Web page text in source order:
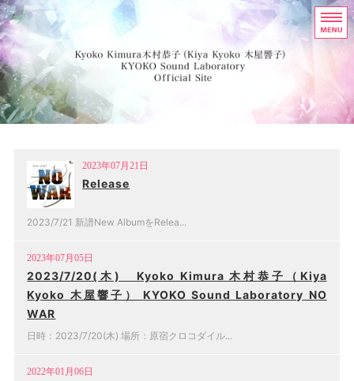
Singer Song Writer
HOME
PROFILE
DISCOGRAPHY
CONTACT
2023年07月21日
Release
2023/7/21 新譜New AlbumをRelea...
2023年07月05日
2023/7/20(木) Kyoko Kimura 木村恭子（Kiya
Kyoko 木屋響子） KYOKO Sound Laboratory NO
WAR
日時：2023/7/20(木) 場所：原宿クロコダイル...
2022年01月06日